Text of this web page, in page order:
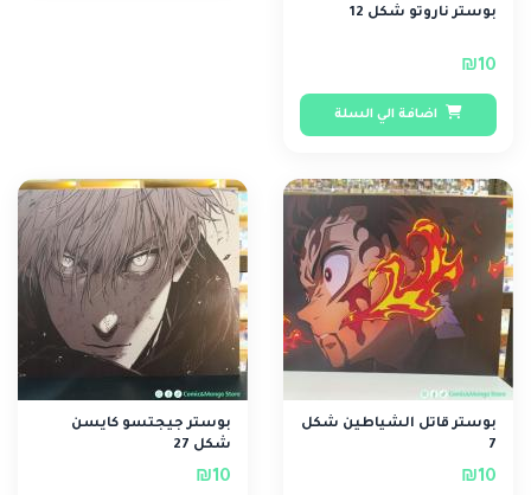
بوستر ناروتو شكل 12
₪10
اضافة الي السلة
بوستر قاتل الشياطين شكل
7
₪10
بوستر جيجتسو كايسن
شكل 27
₪10